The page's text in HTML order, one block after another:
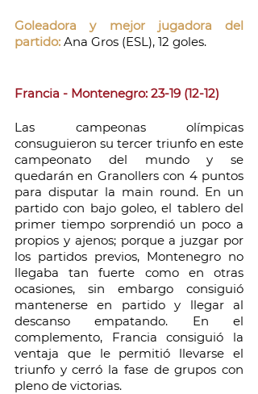
Goleadora y mejor jugadora del
partido: Ana Gros (ESL), 12 goles.
Francia - Montenegro: 23-19 (12-12)
Las campeonas olímpicas
consuguieron su tercer triunfo en este
campeonato del mundo y se
quedarán en Granollers con 4 puntos
para disputar la main round. En un
partido con bajo goleo, el tablero del
primer tiempo sorprendió un poco a
propios y ajenos; porque a juzgar por
los partidos previos, Montenegro no
llegaba tan fuerte como en otras
ocasiones, sin embargo consiguió
mantenerse en partido y llegar al
descanso empatando. En el
complemento, Francia consiguió la
ventaja que le permitió llevarse el
triunfo y cerró la fase de grupos con
pleno de victorias.